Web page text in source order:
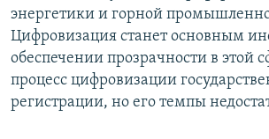
энергетики и горной
Цифровизация станет основным
обеспечении прозрачности в этой
процесс цифровизации
регистрации, но его темпы